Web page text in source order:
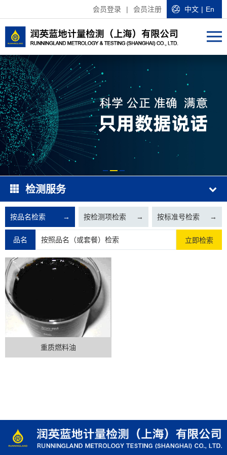
会员登录 | 会员注册 中文 | En
检测服务
→
按品名检索 →
按检测项检索 →
按标准号检索
品名 立即检索
重质燃料油